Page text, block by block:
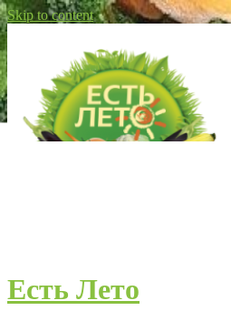
Skip to content
Есть Лето